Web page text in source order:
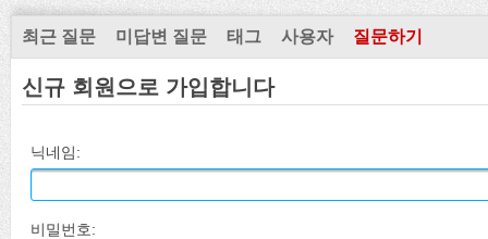
최근 질문 미답변 질문 태그 사용자 질문하기
신규 회원으로 가입합니다
닉네임:
비밀번호: